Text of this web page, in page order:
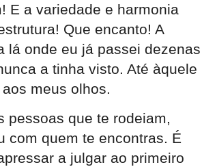
E a variedade e harmonia
Que encanto! A
lá onde eu já passei dezenas
a tinha visto. Até àquele
meus olhos.
pessoas que te rodeiam,
com quem te encontras. É
a julgar ao primeiro